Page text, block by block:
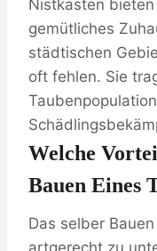
Nistkästen
gemütliches
städtischen
oft fehlen. Sie
Welche
Bauen Eines
Das selber